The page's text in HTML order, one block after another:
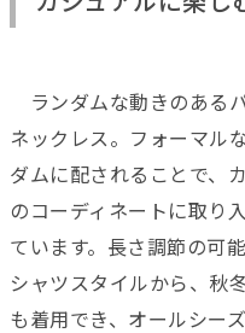
ランダムな動きのある
ネックレス。フォーマル
ダムに配されることで、
のコーディネートに取り
ています。長さ調節の可
シャツスタイルから、秋
も着用でき、オールシー